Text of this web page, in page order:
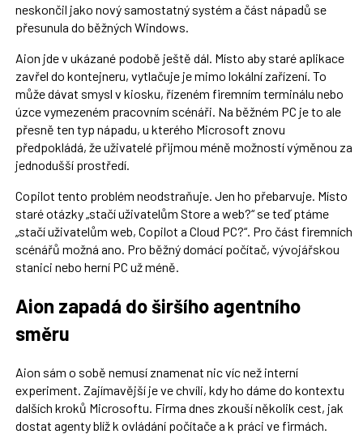
neskončil jako nový samostatný systém a část nápadů se
přesunula do běžných Windows.
Aion jde v ukázané podobě ještě dál. Místo aby staré aplikace
zavřel do kontejneru, vytlačuje je mimo lokální zařízení. To
může dávat smysl v kiosku, řízeném firemním terminálu nebo
úzce vymezeném pracovním scénáři. Na běžném PC je to ale
přesně ten typ nápadu, u kterého Microsoft znovu
předpokládá, že uživatelé přijmou méně možností výměnou za
jednodušší prostředí.
Copilot tento problém neodstraňuje. Jen ho přebarvuje. Místo
staré otázky „stačí uživatelům Store a web?“ se teď ptáme
„stačí uživatelům web, Copilot a Cloud PC?“. Pro část firemních
scénářů možná ano. Pro běžný domácí počítač, vývojářskou
stanici nebo herní PC už méně.
Aion zapadá do širšího agentního
směru
Aion sám o sobě nemusí znamenat nic víc než interní
experiment. Zajímavější je ve chvíli, kdy ho dáme do kontextu
dalších kroků Microsoftu. Firma dnes zkouší několik cest, jak
dostat agenty blíž k ovládání počítače a k práci ve firmách.